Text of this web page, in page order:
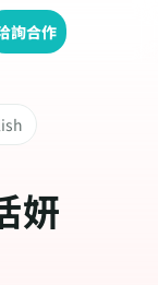
詢合作
妍